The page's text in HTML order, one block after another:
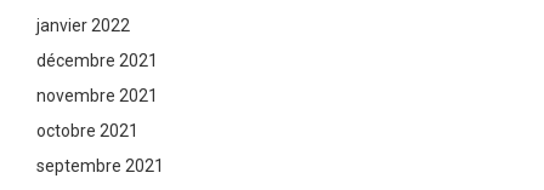
janvier 2022
décembre 2021
novembre 2021
octobre 2021
septembre 2021